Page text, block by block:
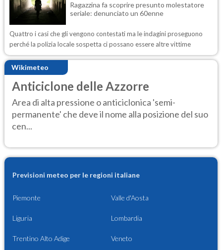
Ragazzina fa scoprire presunto molestatore
seriale: denunciato un 60enne
Quattro i casi che gli vengono contestati ma le indagini proseguono
perché la polizia locale sospetta ci possano essere altre vittime
Wikimeteo
Anticiclone delle Azzorre
Area di alta pressione o anticiclonica 'semi-
permanente' che deve il nome alla posizione del suo
cen...
Previsioni meteo per le regioni italiane
Piemonte Valle d'Aosta
Liguria Lombardia
Trentino Alto Adige Veneto